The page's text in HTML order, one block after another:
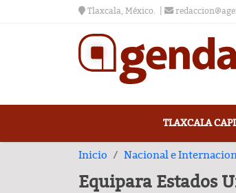
Tlaxcala, México.
TLAXCALA
Inicio Nacional e
Equipara Estados